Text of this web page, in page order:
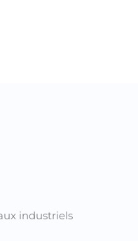
industriels